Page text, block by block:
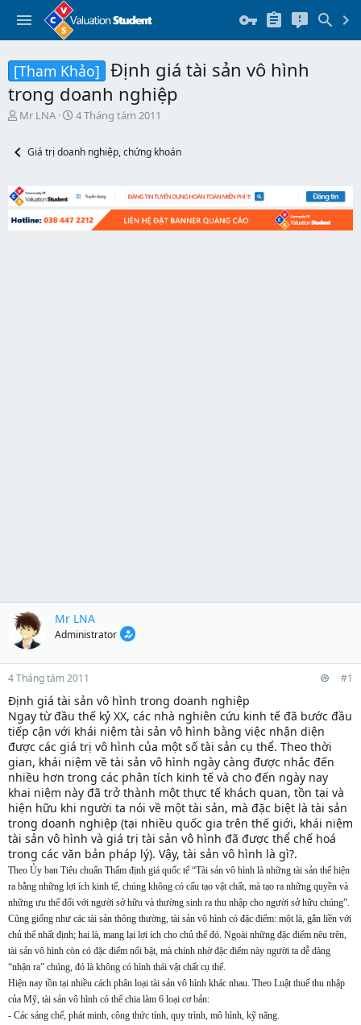
[Tham Khảo] Định giá tài sản vô hình
trong doanh nghiệp
T
e
d
s
t
Mr LNA
N
y
t
đ
4 Tháng tám 2011
Giá trị doanh nghiệp, chứng khoán
Mr LNA
Administrator
4 Tháng tám 2011 #1
Định giá tài sản vô hình trong doanh nghiệp
Ngay từ đầu thế kỷ XX, các nhà nghiên cứu kinh tế đã bước đầu
tiếp cận với khái niệm tài sản vô hình bằng việc nhận diện
được các giá trị vô hình của một số tài sản cụ thể. Theo thời
gian, khái niệm về tài sản vô hình ngày càng được nhắc đến
nhiều hơn trong các phân tích kinh tế và cho đến ngày nay
khai niệm này đã trở thành một thực tế khách quan, tồn tại và
hiện hữu khi người ta nói về một tài sản, mà đặc biệt là tài sản
trong doanh nghiệp (tại nhiều quốc gia trên thế giới, khái niệm
tài sản vô hình và giá trị tài sản vô hình đã được thể chế hoá
trong các văn bản pháp lý). Vậy, tài sản vô hình là gì?.
Theo Ủy ban Tiêu chuẩn Thẩm định giá quốc tế “Tài sản vô hình là những tài sản thể hiện
ra bằng những lợi ích kinh tế, chúng không có cấu tạo vật chất, mà tạo ra những quyền và
những ưu thế đối với người sở hữu và thường sinh ra thu nhập cho người sở hữu chúng”.
Cũng giống như các tài sản thông thường, tài sản vô hình có đặc điểm: một là, gắn liền với
chủ thể nhất định; hai là, mang lại lợi ích cho chủ thể đó. Ngoài những đặc điểm nêu trên,
tài sản vô hình còn có đặc điểm nổi bật, mà chính nhờ đặc điểm này người ta dễ dàng
“nhận ra” chúng, đó là không có hình thái vật chất cụ thể.
Hiện nay tồn tại nhiều cách phân loại tài sản vô hình khác nhau. Theo Luật thuế thu nhập
của Mỹ, tài sản vô hình có thể chia làm 6 loại cơ bản:
- Các sáng chế, phát minh, công thức tính, quy trình, mô hình, kỹ năng.